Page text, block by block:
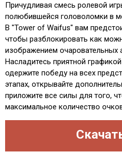
Причудливая смесь ролевой
полюбившейся головоломки в
В "Tower of Waifus" вам
чтобы разблокировать как
изображением очаровательных
Насладитесь приятной
одержите победу на всех
этапах, открывайте
приложите все силы для того,
максимальное количество